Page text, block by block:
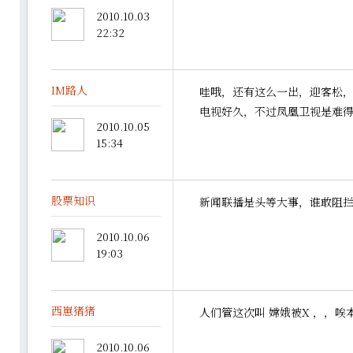
2010.10.03
22:32
哇哦，还有这么一出，迎客松
电视好久，不过凤凰卫视是难
IM路人
2010.10.05
15:34
新闻联播是头等大事，谁敢阻
股票知识
2010.10.06
19:03
人们管这次叫 嫦娥被X ，，唉
西崽猪猪
2010.10.06